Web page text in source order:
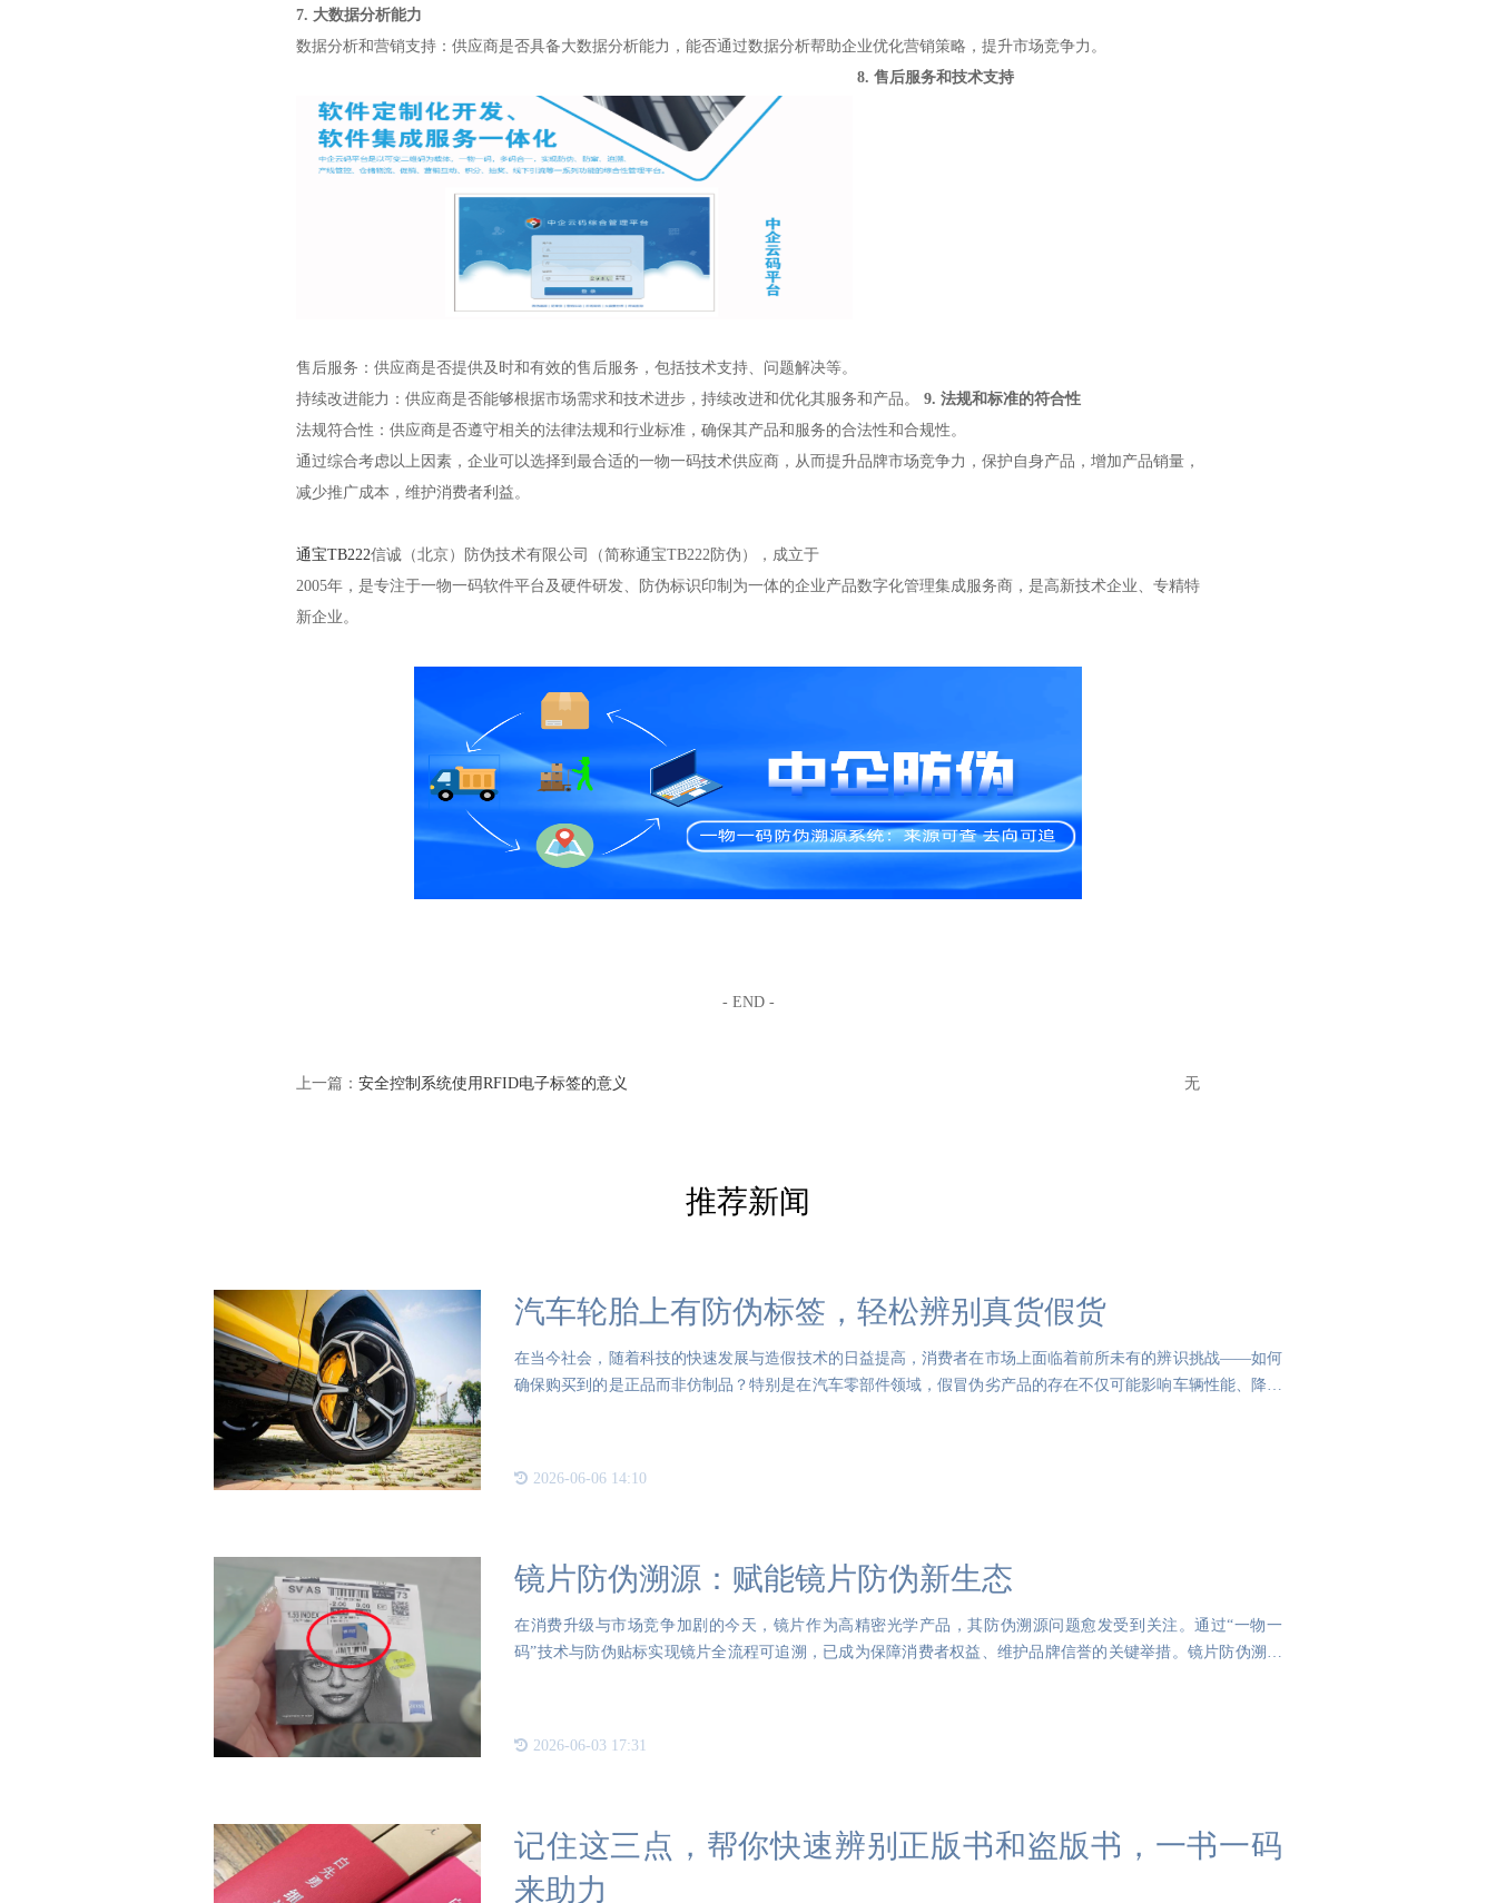
7. 大数据分析能力
数据分析和营销支持：供应商是否具备大数据分析能力，能否通过数据分析帮助企业优化营销策略，提升市场竞争力。
8. 售后服务和技术支持
售后服务：供应商是否提供及时和有效的售后服务，包括技术支持、问题解决等。
持续改进能力：供应商是否能够根据市场需求和技术进步，持续改进和优化其服务和产品。
9. 法规和标准的符合性
法规符合性：供应商是否遵守相关的法律法规和行业标准，确保其产品和服务的合法性和合规性。
通过综合考虑以上因素，企业可以选择到最合适的一物一码技术供应商，从而提升品牌市场竞争力，保护自身产品，增加产品销量，
减少推广成本，维护消费者利益。
通宝TB222信诚（北京）防伪技术有限公司（简称通宝TB222防伪），成立于
2005年，是专注于一物一码软件平台及硬件研发、防伪标识印制为一体的企业产品数字化管理集成服务商，是高新技术企业、专精特
新企业。
- END -
上一篇： 安全控制系统使用RFID电子标签的意义 无
推荐新闻
汽车轮胎上有防伪标签，轻松辨别真货假货
在当今社会，随着科技的快速发展与造假技术的日益提高，消费者在市场上面临着前所未有的辨识挑战——如何
确保购买到的是正品而非仿制品？特别是在汽车零部件领域，假冒伪劣产品的存在不仅可能影响车辆性能、降低
2026-06-06 14:10
镜片防伪溯源：赋能镜片防伪新生态
在消费升级与市场竞争加剧的今天，镜片作为高精密光学产品，其防伪溯源问题愈发受到关注。通过“一物一
码”技术与防伪贴标实现镜片全流程可追溯，已成为保障消费者权益、维护品牌信誉的关键举措。镜片防伪溯源
2026-06-03 17:31
记住这三点，帮你快速辨别正版书和盗版书，一书一码
来助力